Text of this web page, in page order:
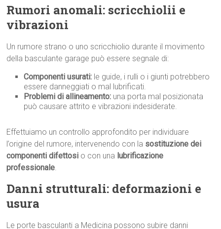
Rumori anomali: scricchiolii e
vibrazioni
Un rumore strano o uno scricchiolio durante il movimento
della basculante garage può essere segnale di:
Componenti usurati: le guide, i rulli o i giunti potrebbero
essere danneggiati o mal lubrificati.
Problemi di allineamento: una porta mal posizionata
può causare attrito e vibrazioni indesiderate.
Effettuiamo un controllo approfondito per individuare
l’origine del rumore, intervenendo con la sostituzione dei
componenti difettosi o con una lubrificazione
professionale.
Danni strutturali: deformazioni e
usura
Le porte basculanti a Medicina possono subire danni